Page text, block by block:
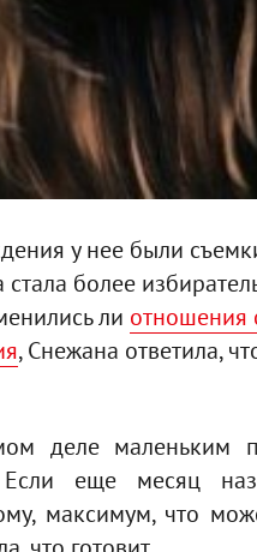
у нее были
стала более
ли отношения
, Снежана ответила,
деле маленьким
Если еще месяц
максимум, что